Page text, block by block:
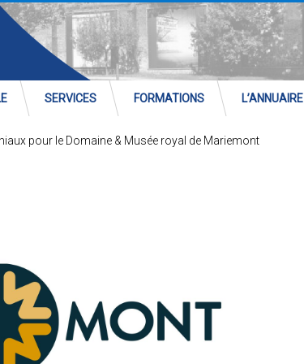
SERVICES FORMATIONS L’ANNUAIRE
pour le Domaine & Musée royal de Mariemont